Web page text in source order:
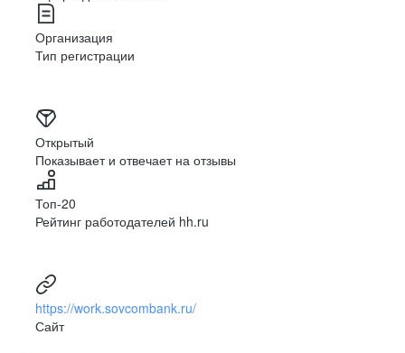
Организация
Тип регистрации
Открытый
Показывает и отвечает на отзывы
Топ-20
Рейтинг работодателей hh.ru
https://work.sovcombank.ru/
Сайт